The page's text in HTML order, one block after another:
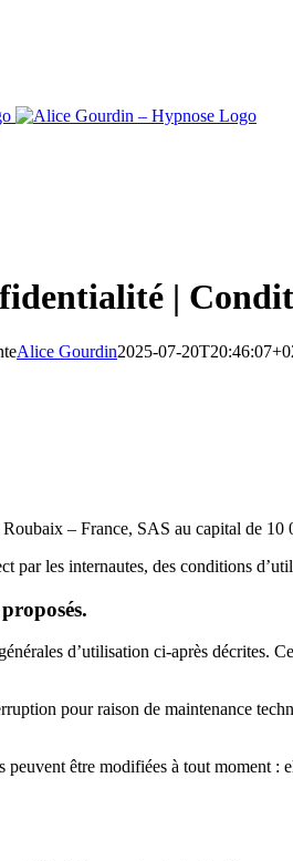
|
Alice Gourdin2025-07-
– France, SAS au capital de 10
par les internautes, des conditions
d’utilisation ci-après décrites.
pour raison de maintenance
être modifiées à tout moment